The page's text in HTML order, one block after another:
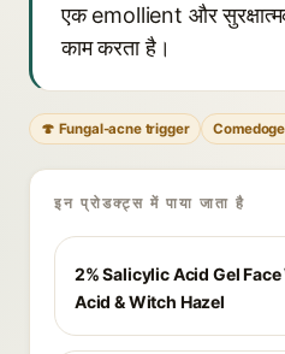
एक emollient और
काम करता है।
🍄 Fungal-acne trigger
इन प्रोडक्ट्स में पाया जाता है
2% Salicylic Acid Gel
Acid & Witch Hazel